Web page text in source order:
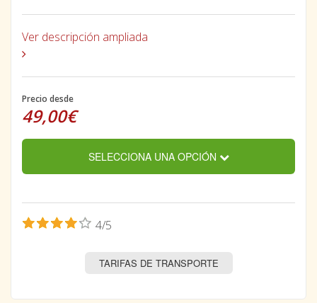
Ver descripción ampliada
Precio desde
49,00€
SELECCIONA UNA OPCIÓN
4/5
TARIFAS DE TRANSPORTE